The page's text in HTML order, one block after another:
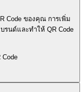
Code ของคุณ การเพิ่ม
รนด์และทำให้ QR Code